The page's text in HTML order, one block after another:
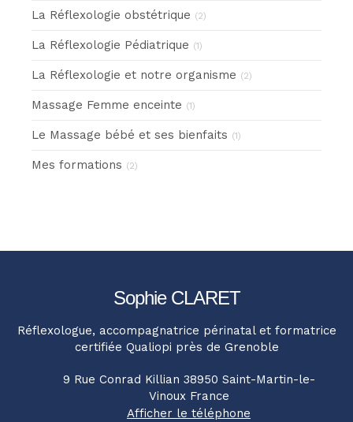
La Réflexologie obstétrique (2)
La Réflexologie Pédiatrique (1)
La Réflexologie et notre organisme (2)
Massage Femme enceinte (1)
Le Massage bébé et ses bienfaits (1)
Mes formations (2)
Sophie CLARET
Réflexologue, accompagnatrice périnatal et formatrice
certifiée Qualiopi près de Grenoble
9 Rue Conrad Killian 38950 Saint-Martin-le-
Vinoux France
Afficher le téléphone